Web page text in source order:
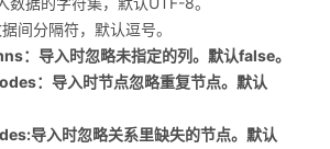
间分隔符，默认逗号。
导入时忽略未指定的列。默认false。
：导入时节点忽略重复节点。默认
导入时忽略关系里缺失的节点。默认